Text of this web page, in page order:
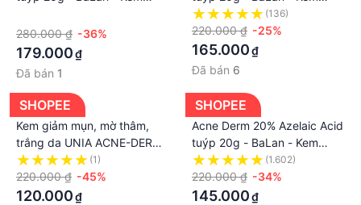
sáng da Acnederm 20g
280.000 ₫ -36%
179.000₫
Đã bán 1
giảm Mụn, mờ thâm, trắng
sáng da
(136)
220.000 ₫ -25%
165.000₫
Đã bán 6
SHOPEE
Kem giảm mụn, mờ thâm,
trắng da UNIA ACNE-DERM
Azelaic Acid 20%
(1)
220.000 ₫ -45%
120.000₫
SHOPEE
Acne Derm 20% Azelaic Acid
tuýp 20g - BaLan - Kem
giảm Mụn, mờ thâm, trắng
sáng da Acnederm 20g
(1.602)
220.000 ₫ -34%
145.000₫